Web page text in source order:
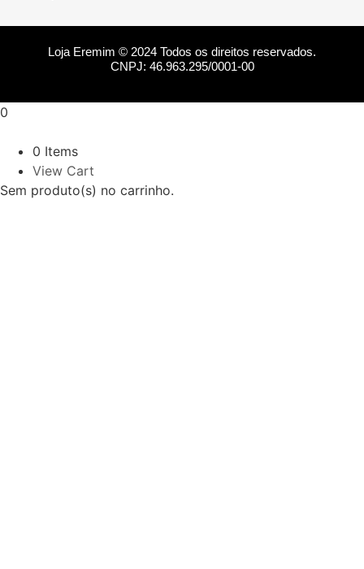
Loja Eremim © 2024 Todos os direitos reservados.
CNPJ: 46.963.295/0001-00
0
0 Items
View Cart
Sem produto(s) no carrinho.